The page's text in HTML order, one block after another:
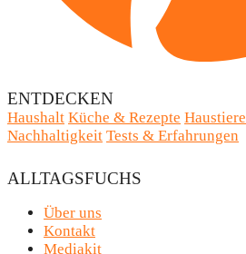
ENTDECKEN
Haushalt Küche & Rezepte Haustiere
Nachhaltigkeit Tests & Erfahrungen
ALLTAGSFUCHS
Über uns
Kontakt
Mediakit